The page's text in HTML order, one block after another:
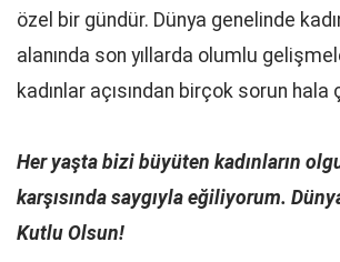
özel bir gündür. Dünya genelinde
alanında son yıllarda olumlu
kadınlar açısından birçok sorun
Her yaşta bizi büyüten kadınların
karşısında saygıyla eğiliyorum.
Kutlu Olsun!